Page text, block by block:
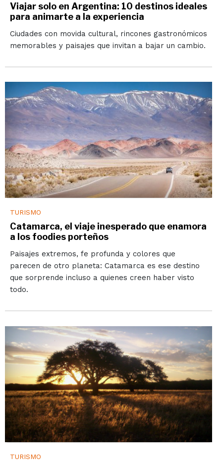
Viajar solo en Argentina: 10 destinos ideales
para animarte a la experiencia
Ciudades con movida cultural, rincones gastronómicos
memorables y paisajes que invitan a bajar un cambio.
TURISMO
Catamarca, el viaje inesperado que enamora
a los foodies porteños
Paisajes extremos, fe profunda y colores que
parecen de otro planeta: Catamarca es ese destino
que sorprende incluso a quienes creen haber visto
todo.
TURISMO